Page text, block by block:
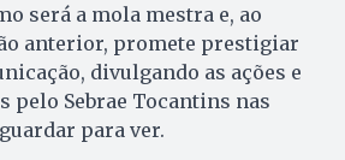
será a mola mestra e, ao
anterior, promete prestigiar
divulgando as ações e
pelo Sebrae Tocantins nas
para ver.